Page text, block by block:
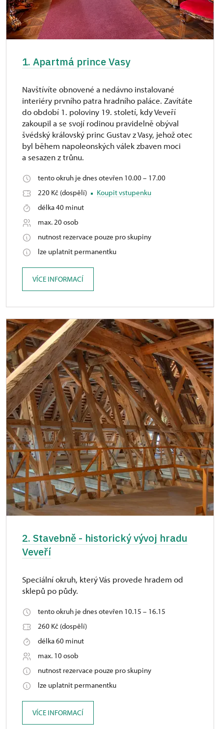
1. Apartmá prince Vasy
Navštívíte obnovené a nedávno instalované
interiéry prvního patra hradního paláce. Zavítáte
do období 1. poloviny 19. století, kdy Veveří
zakoupil a se svojí rodinou pravidelně obýval
švédský královský princ Gustav z Vasy, jehož otec
byl během napoleonských válek zbaven moci
a sesazen z trůnu.
tento okruh je dnes otevřen 10.00 – 17.00
220 Kč (dospělí)
Koupit vstupenku
délka 40 minut
max. 20 osob
nutnost rezervace pouze pro skupiny
lze uplatnit permanentku
VÍCE INFORMACÍ
2. Stavebně - historický vývoj hradu
Veveří
Speciální okruh, který Vás provede hradem od
sklepů po půdy.
tento okruh je dnes otevřen 10.15 – 16.15
260 Kč (dospělí)
délka 60 minut
max. 10 osob
nutnost rezervace pouze pro skupiny
lze uplatnit permanentku
VÍCE INFORMACÍ